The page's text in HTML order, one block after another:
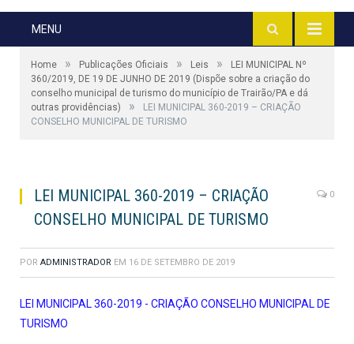
MENU
Home » Publicações Oficiais » Leis »
LEI MUNICIPAL Nº
360/2019, DE 19 DE JUNHO DE 2019 (Dispõe sobre a criação do
conselho municipal de turismo do município de Trairão/PA e dá
outras providências)
»
LEI MUNICIPAL 360-2019 – CRIAÇÃO
CONSELHO MUNICIPAL DE TURISMO
LEI MUNICIPAL 360-2019 – CRIAÇÃO
CONSELHO MUNICIPAL DE TURISMO
0
POR ADMINISTRADOR EM 16 DE SETEMBRO DE 2019
LEI MUNICIPAL 360-2019 - CRIAÇÃO CONSELHO MUNICIPAL DE
TURISMO